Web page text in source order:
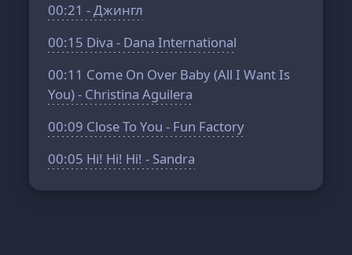
00:21 - Джингл
00:15 Diva - Dana International
00:11 Come On Over Baby (All I Want Is
You) - Christina Aguilera
00:09 Close To You - Fun Factory
00:05 Hi! Hi! Hi! - Sandra